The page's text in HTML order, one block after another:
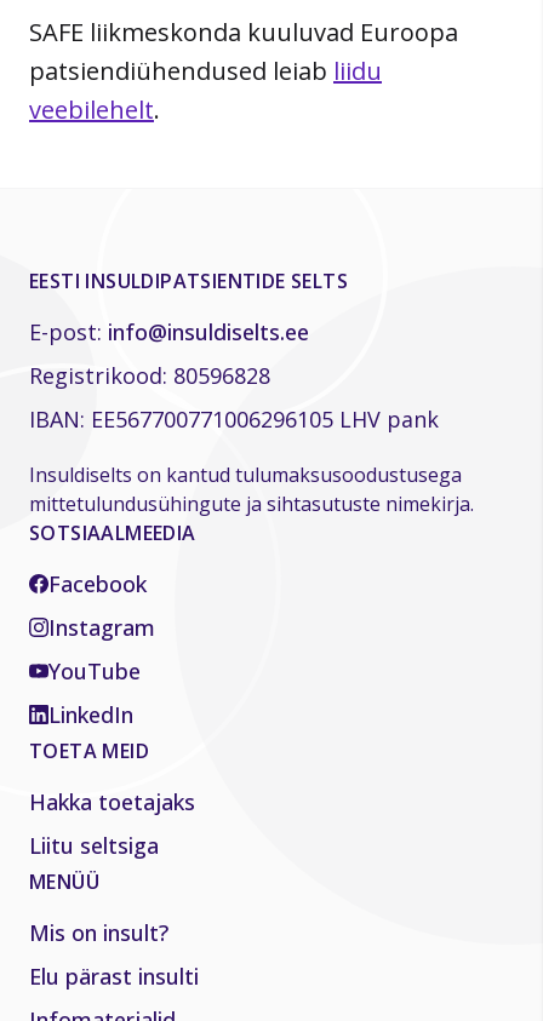
SAFE liikmeskonda kuuluvad Euroopa
patsiendiühendused leiab liidu
veebilehelt.
EESTI INSULDIPATSIENTIDE SELTS
E-post: info@insuldiselts.ee
Registrikood: 80596828
IBAN: EE567700771006296105 LHV pank
Insuldiselts on kantud tulumaksusoodustusega
mittetulundusühingute ja sihtasutuste nimekirja.
SOTSIAALMEEDIA
Facebook
Instagram
YouTube
LinkedIn
TOETA MEID
Hakka toetajaks
Liitu seltsiga
MENÜÜ
Mis on insult?
Elu pärast insulti